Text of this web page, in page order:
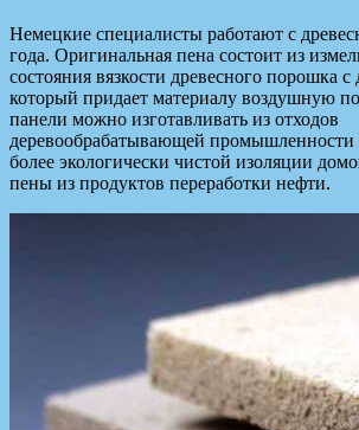
Немецкие специалисты работают с
года. Оригинальная пена состоит из
состояния вязкости древесного порошка с
который придает материалу воздушную
панели можно изготавливать из отходов
деревообрабатывающей промышленности
более экологически чистой изоляции
пены из продуктов переработки нефти.